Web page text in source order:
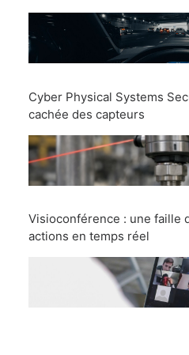
Cyber Physical Systems
cachée des capteurs
Visioconférence : une faille
actions en temps réel